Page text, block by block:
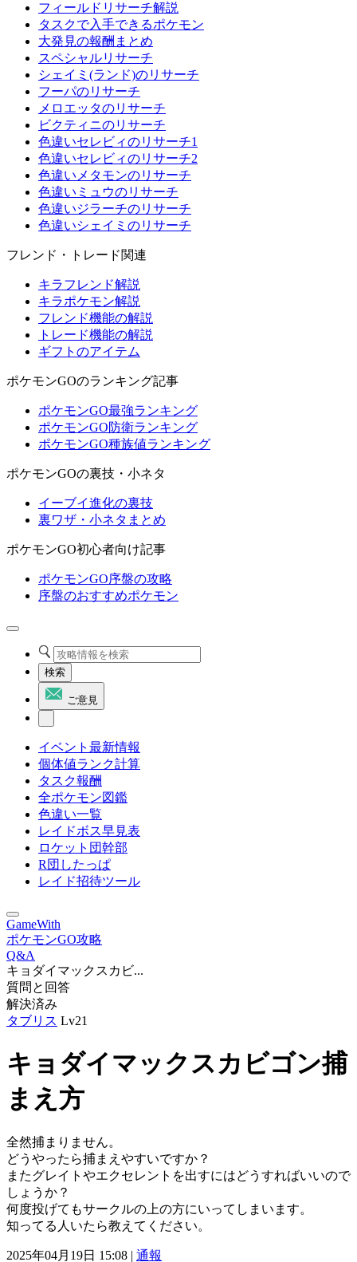
フィールドリサーチ解説
タスクで入手できるポケモン
大発見の報酬まとめ
スペシャルリサーチ
シェイミ(ランド)のリサーチ
フーパのリサーチ
メロエッタのリサーチ
ビクティニのリサーチ
色違いセレビィのリサーチ1
色違いセレビィのリサーチ2
色違いメタモンのリサーチ
色違いミュウのリサーチ
色違いジラーチのリサーチ
色違いシェイミのリサーチ
フレンド・トレード関連
キラフレンド解説
キラポケモン解説
フレンド機能の解説
トレード機能の解説
ギフトのアイテム
ポケモンGOのランキング記事
ポケモンGO最強ランキング
ポケモンGO防衛ランキング
ポケモンGO種族値ランキング
ポケモンGOの裏技・小ネタ
イーブイ進化の裏技
裏ワザ・小ネタまとめ
ポケモンGO初心者向け記事
ポケモンGO序盤の攻略
序盤のおすすめポケモン
検索
ご意見
イベント最新情報
個体値ランク計算
タスク報酬
全ポケモン図鑑
色違い一覧
レイドボス早見表
ロケット団幹部
R団したっぱ
レイド招待ツール
GameWith
ポケモンGO攻略
Q&A
キョダイマックスカビ...
質問と回答
解決済み
タブリス Lv21
キョダイマックスカビゴン捕
まえ方
全然捕まりません。
どうやったら捕まえやすいですか？
またグレイトやエクセレントを出すにはどうすればいいので
しょうか？
何度投げてもサークルの上の方にいってしまいます。
知ってる人いたら教えてください。
2025年04月19日 15:08 | 通報